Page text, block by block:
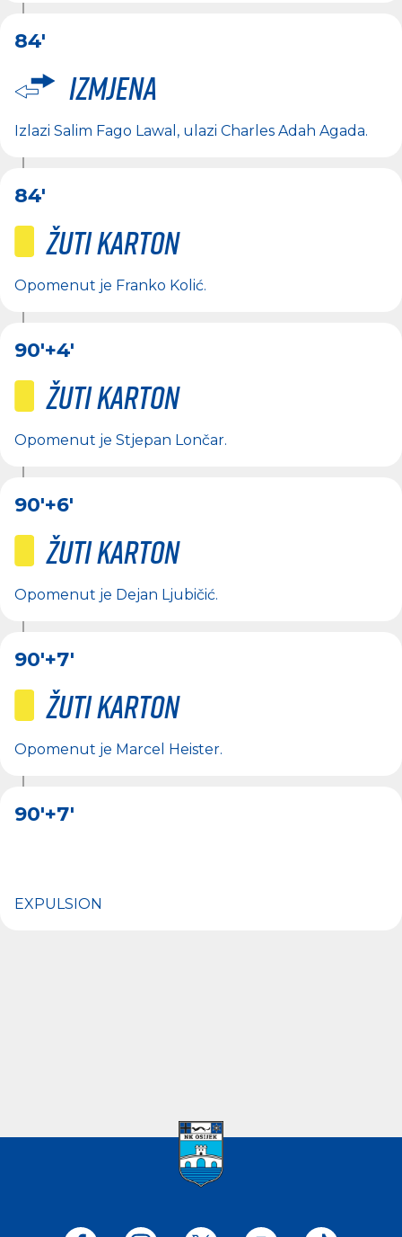
84'
Izmjena
Izlazi Salim Fago Lawal , ulazi Charles Adah Agada.
84'
Žuti karton
Opomenut je Franko Kolić.
90'+4'
Žuti karton
Opomenut je Stjepan Lončar.
90'+6'
Žuti karton
Opomenut je Dejan Ljubičić.
90'+7'
Žuti karton
Opomenut je Marcel Heister.
90'+7'
EXPULSION